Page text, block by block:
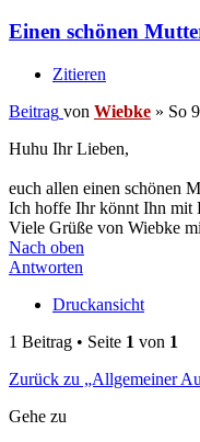
Einen schönen
Zitieren
Beitrag von Wiebke » So
Huhu Ihr Lieben,
euch allen einen schönen
Ich hoffe Ihr könnt Ihn mit
Viele Grüße von Wiebke
Nach oben
Antworten
Druckansicht
1 Beitrag • Seite 1 von 1
Zurück zu „Allgemeiner
Gehe zu